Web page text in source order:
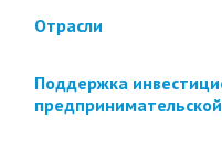
Отрасли
Поддержка